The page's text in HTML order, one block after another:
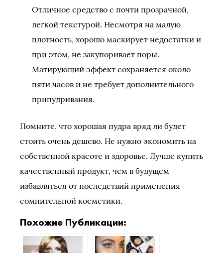
Отличное средство с почти прозрачной,
легкой текстурой. Несмотря на малую
плотность, хорошо маскирует недостатки и
при этом, не закупоривает поры.
Матирующий эффект сохраняется около
пяти часов и не требует дополнительного
припудривания.
Помните, что хорошая пудра вряд ли будет
стоить очень дешево. Не нужно экономить на
собственной красоте и здоровье. Лучше купить
качественный продукт, чем в будущем
избавляться от последствий применения
сомнительной косметики.
Похожие Публикации: